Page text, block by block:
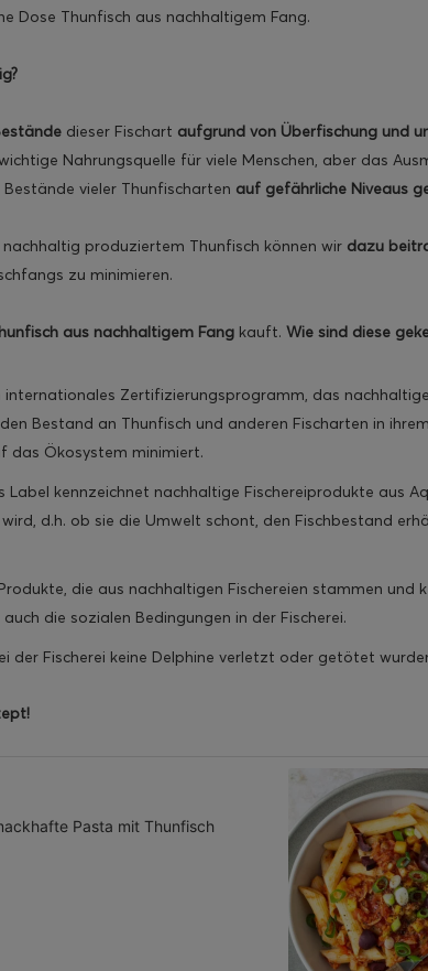
Dose Thunfisch aus nachhaltigem Fang.
dieser Fischart aufgrund von Überfischung und
Nahrungsquelle für viele Menschen, aber das
vieler Thunfischarten auf gefährliche Niveaus
produziertem Thunfisch können wir dazu
zu minimieren.
aus nachhaltigem Fang kauft. Wie sind diese
internationales Zertifizierungsprogramm, das
Bestand an Thunfisch und anderen Fischarten in
das Ökosystem minimiert.
Label kennzeichnet nachhaltige Fischereiprodukte aus
d.h. ob sie die Umwelt schont, den Fischbestand
die aus nachhaltigen Fischereien stammen und
die sozialen Bedingungen in der Fischerei.
der Fischerei keine Delphine verletzt oder getötet
Pasta mit Thunfisch